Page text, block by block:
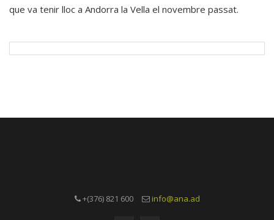
que va tenir lloc a Andorra la Vella el novembre passat.
+(376) 821 600 info@ana.ad